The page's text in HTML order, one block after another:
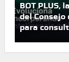
BOT PLUS,
del Consejo
para